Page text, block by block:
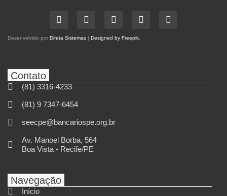
Desenvolvido por Direta Sistemas | Designed by Freepik
Contato
(81) 3316-4233
(81) 9 7347-6454
seecpe@bancariospe.org.br
Av. Manoel Borba, 564
Boa Vista - Recife/PE
Navegação
Início